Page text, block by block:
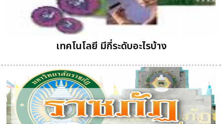
เทคโนโลยี มีกี่ระดับอะไรบ้าง